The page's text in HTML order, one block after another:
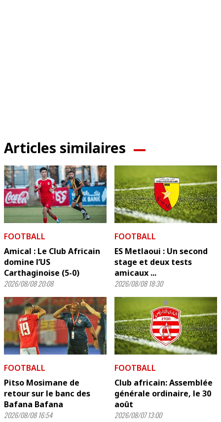
Articles similaires
FOOTBALL
Amical : Le Club Africain
domine l’US
Carthaginoise (5-0)
2026/08/08 20:08
FOOTBALL
ES Metlaoui : Un second
stage et deux tests
amicaux ...
2026/08/08 18:30
FOOTBALL
Pitso Mosimane de
retour sur le banc des
Bafana Bafana
2026/08/08 16:54
FOOTBALL
Club africain: Assemblée
générale ordinaire, le 30
août
2026/08/07 13:00